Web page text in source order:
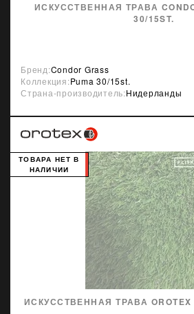
ИСКУССТВЕННАЯ ТРАВА
30/15ST.
Бренд:Condor Grass
Коллекция:Puma 30/15st.
Страна-производитель:Нидерланды
ИСКУССТВЕННАЯ ТРАВА OROTEX
ТОВАРА НЕТ В
НАЛИЧИИ